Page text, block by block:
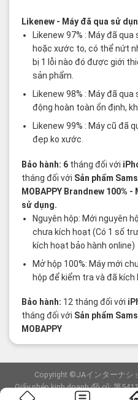
Likenew- Máy đã qua sử
Likenew 97% : Máy đã
hoặc xước to, có thể nứt
bị 1 lỗi nào đó được giới
sản phẩm.
Likenew 98% : Máy đã
động hoàn toàn ổn định,
Likenew 99% : Máy cũ đã
đẹp ko xước.
Bảo hành: 6 tháng đối với
tháng đối với Sản phẩm
MOBAPPY Brandnew 100% -
sử dụng.
Nguyên hộp: Mới nguyên
chưa kích hoạt (Có 1 số
kích hoạt bảo hành online)
Mở hộp 100%: Máy mới
hộp để kiểm tra và đã kích
Bảo hành: 12 tháng đối với
tháng đối với Sản phẩm
MOBAPPY
Copyright ©JAインターナシ
Giấy phép kinh doanh đồ cũ: 第